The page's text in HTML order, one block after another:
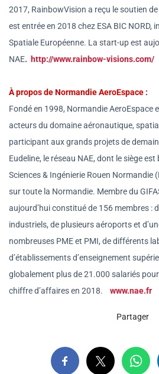
2017, RainbowVision a reçu le soutien
est entrée en 2018 chez ESA BIC NORD,
Spatiale Européenne. La start-up est
NAE. http://www.rainbow-visions.com/
À propos de Normandie AeroEspace :
Fondé en 1998, Normandie AeroEspace
acteurs du domaine aéronautique,
participant aux grands projets de
Eudeline, le réseau NAE, dont le siège
Sciences & Ingénierie Rouen Normandie
sur toute la Normandie. Membre du
aujourd’hui constitué de 156 membres :
industriels, de plusieurs aéroports et
nombreuses PME et PMI, de différents
d’établissements d’enseignement
globalement plus de 21.000 salariés
chiffre d’affaires en 2018.
www.nae.fr
Partager